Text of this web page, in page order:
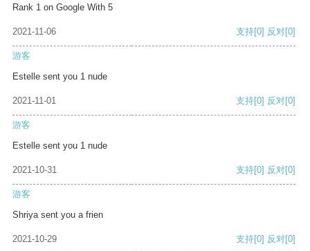
Rank 1 on Google With 5
2021-11-06 支持[0] 反对[0]
游客
Estelle sent you 1 nude
2021-11-01 支持[0] 反对[0]
游客
Estelle sent you 1 nude
2021-10-31 支持[0] 反对[0]
游客
Shriya sent you a frien
2021-10-29 支持[0] 反对[0]